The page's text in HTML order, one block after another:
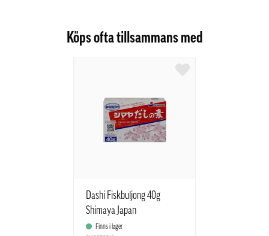
Köps ofta tillsammans med
Dashi Fiskbuljong 40g
Shimaya Japan
Finns i lager